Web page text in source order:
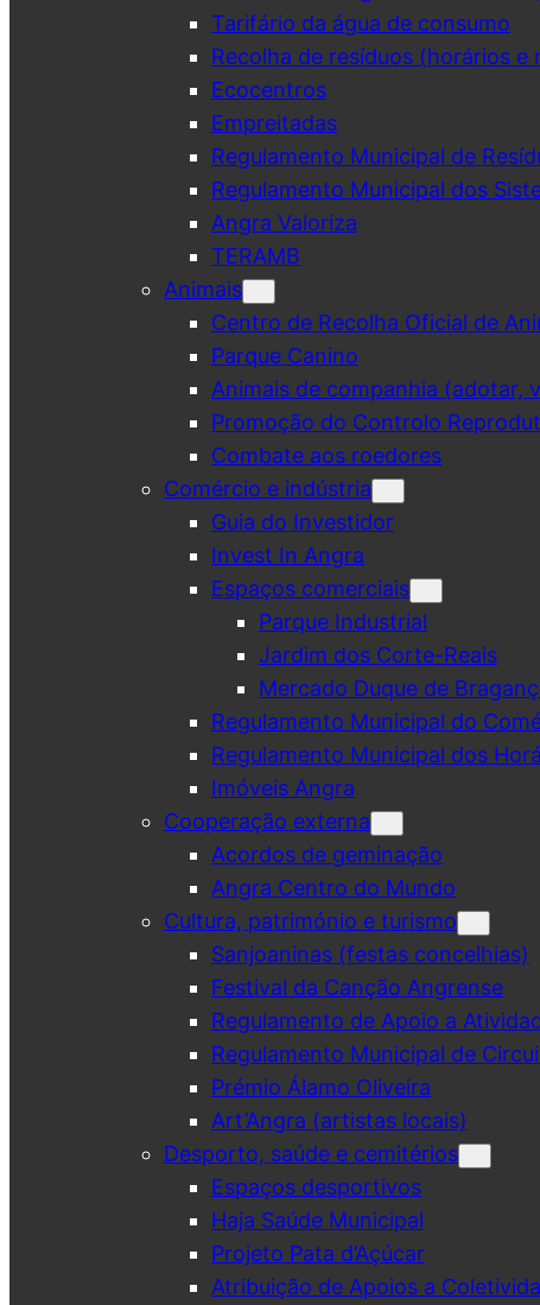
Tarifário da água de consumo
Recolha de resíduos (horários e
Ecocentros
Empreitadas
Regulamento Municipal de
Regulamento Municipal dos
Angra Valoriza
TERAMB
Animais
Centro de Recolha Oficial de
Parque Canino
Animais de companhia (adotar,
Promoção do Controlo
Combate aos roedores
Comércio e indústria
Guia do Investidor
Invest In Angra
Espaços comerciais
Parque Industrial
Jardim dos Corte-Reais
Mercado Duque de
Regulamento Municipal do
Regulamento Municipal dos
Imóveis Angra
Cooperação externa
Acordos de geminação
Angra Centro do Mundo
Cultura, património e turismo
Sanjoaninas (festas concelhias)
Festival da Canção Angrense
Regulamento de Apoio a
Regulamento Municipal de
Prémio Álamo Oliveira
Art’Angra (artistas locais)
Desporto, saúde e cemitérios
Espaços desportivos
Haja Saúde Municipal
Projeto Pata d’Açúcar
Atribuição de Apoios a